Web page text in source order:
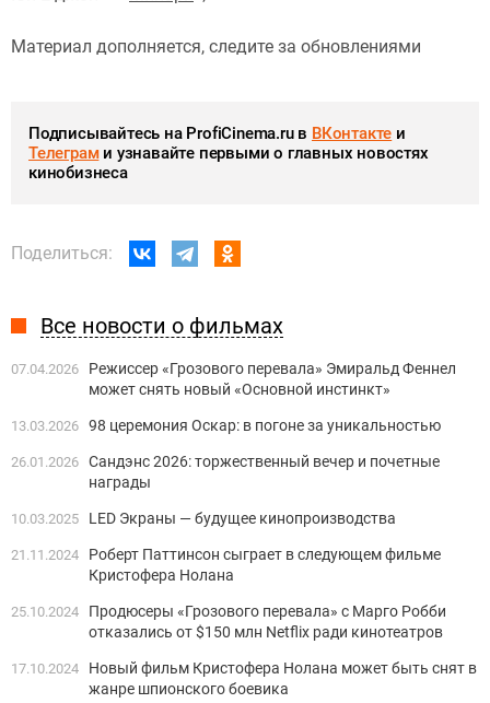
Материал дополняется, следите за обновлениями
Подписывайтесь на ProfiCinema.ru в ВКонтакте и
Телеграми узнавайте первыми о главных новостях
кинобизнеса
Поделиться:
Все новости о фильмах
07.04.2026
Режиссер «Грозового перевала» Эмиральд Феннел
может снять новый «Основной инстинкт»
13.03.2026 98 церемония Оскар: в погоне за уникальностью
26.01.2026 Сандэнс 2026: торжественный вечер и почетные
награды
10.03.2025 LED Экраны — будущее кинопроизводства
21.11.2024
Роберт Паттинсон сыграет в следующем фильме
Кристофера Нолана
25.10.2024
Продюсеры «Грозового перевала» с Марго Робби
отказались от $150 млн Netflix ради кинотеатров
17.10.2024
Новый фильм Кристофера Нолана может быть снят в
жанре шпионского боевика